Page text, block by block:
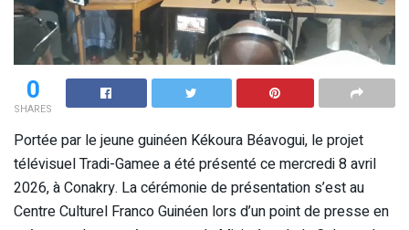
0
SHARES
Portée par le jeune guinéen Kékoura Béavogui, le projet
télévisuel Tradi-Gamee a été présenté ce mercredi 8 avril
2026, à Conakry. La cérémonie de présentation s’est au
Centre Culturel Franco Guinéen lors d’un point de presse en